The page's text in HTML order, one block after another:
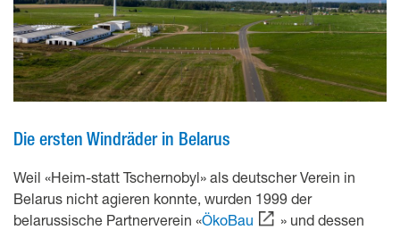
Die ersten Windräder in Belarus
Weil «Heim-statt Tschernobyl» als deutscher Verein in
Belarus nicht agieren konnte, wurden 1999 der
belarussische Partnerverein «ÖkoBau
» und dessen